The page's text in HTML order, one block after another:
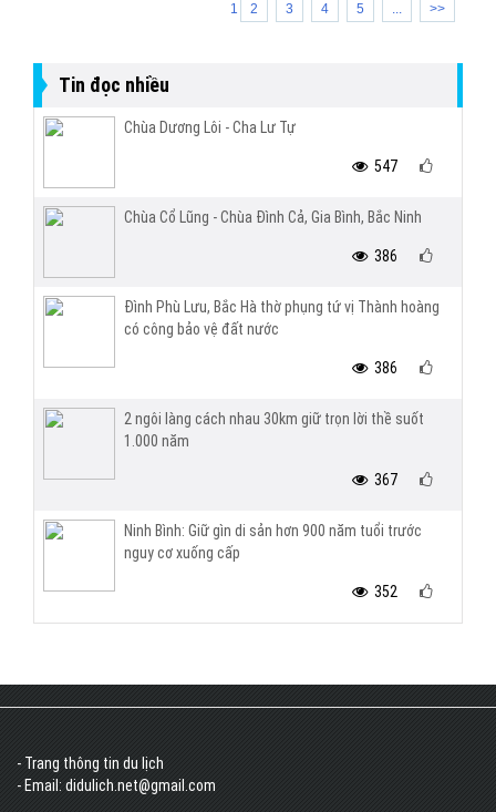
1 2 3 4 5 ... >>
Tin đọc nhiều
Chùa Dương Lôi - Cha Lư Tự
547
Chùa Cổ Lũng - Chùa Đình Cả, Gia Bình, Bắc Ninh
386
Đình Phù Lưu, Bắc Hà thờ phụng tứ vị Thành hoàng
có công bảo vệ đất nước
386
2 ngôi làng cách nhau 30km giữ trọn lời thề suốt
1.000 năm
367
Ninh Bình: Giữ gìn di sản hơn 900 năm tuổi trước
nguy cơ xuống cấp
352
- Trang thông tin du lịch
- Email: didulich.net@gmail.com